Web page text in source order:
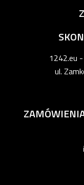
1242.eu
ul.